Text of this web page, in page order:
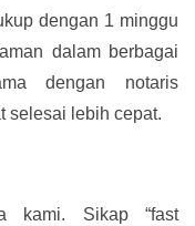
dengan 1 minggu
dalam berbagai
dengan notaris
selesai lebih cepat.
kami. Sikap “fast